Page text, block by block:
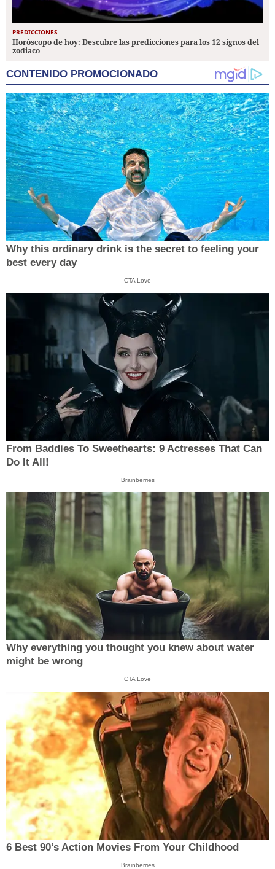
PREDICCIONES
Horóscopo de hoy: Descubre las predicciones para los 12 signos del
zodiaco
CONTENIDO PROMOCIONADO
Why this ordinary drink is the secret to feeling your
best every day
CTA Love
From Baddies To Sweethearts: 9 Actresses That Can
Do It All!
Brainberries
Why everything you thought you knew about water
might be wrong
CTA Love
6 Best 90’s Action Movies From Your Childhood
Brainberries